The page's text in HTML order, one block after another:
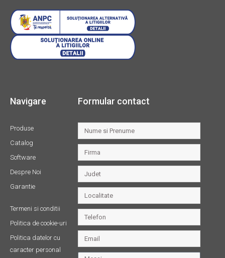
Navigare
Produse
Catalog
Software
Despre Noi
Garantie
Termeni si conditii
Politica de cookie-uri
Politica datelor cu
caracter personal
Formular contact